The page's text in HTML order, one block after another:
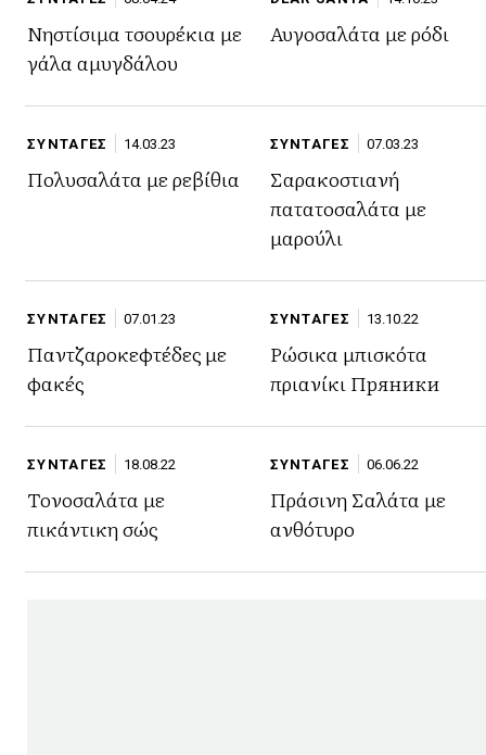
Νηστίσιμα τσουρέκια με
γάλα αμυγδάλου
Αυγοσαλάτα με ρόδι
ΣΥΝΤΑΓΕΣ 14.03.23
Πολυσαλάτα με ρεβίθια
ΣΥΝΤΑΓΕΣ 07.03.23
Σαρακοστιανή
πατατοσαλάτα με
μαρούλι
ΣΥΝΤΑΓΕΣ 07.01.23
Παντζαροκεφτέδες με
φακές
ΣΥΝΤΑΓΕΣ 13.10.22
Ρώσικα μπισκότα
πριανίκι Пряники
ΣΥΝΤΑΓΕΣ 18.08.22
Τονοσαλάτα με
πικάντικη σώς
ΣΥΝΤΑΓΕΣ 06.06.22
Πράσινη Σαλάτα με
ανθότυρο